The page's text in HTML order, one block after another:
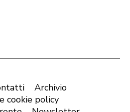
Archivio
cookie policy